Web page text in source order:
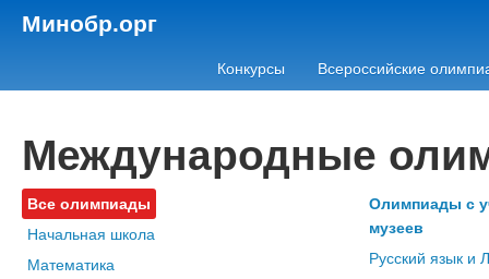
Минобр.орг
Конкурсы Всероссийские
Международные
Все олимпиады
Начальная школа
Математика
Олимпиады с
музеев
Русский язык и